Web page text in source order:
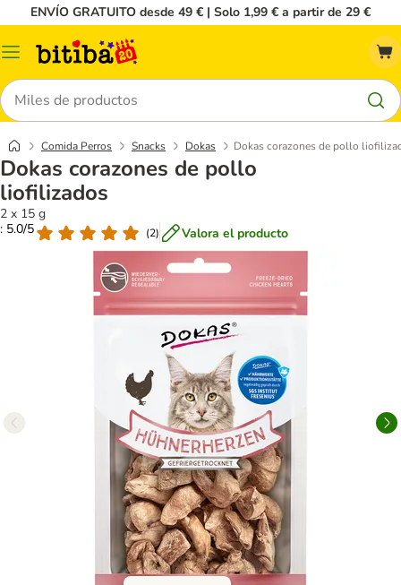
ENVÍO GRATUITO desde 49 € | Solo 1,99 € a partir de 29 €
Menú
Buscar
Comida Perros Snacks Dokas Dokas corazones de pollo
Dokas corazones de pollo
liofilizados
2 x 15 g
: 5.0/5
(2) Valora el producto